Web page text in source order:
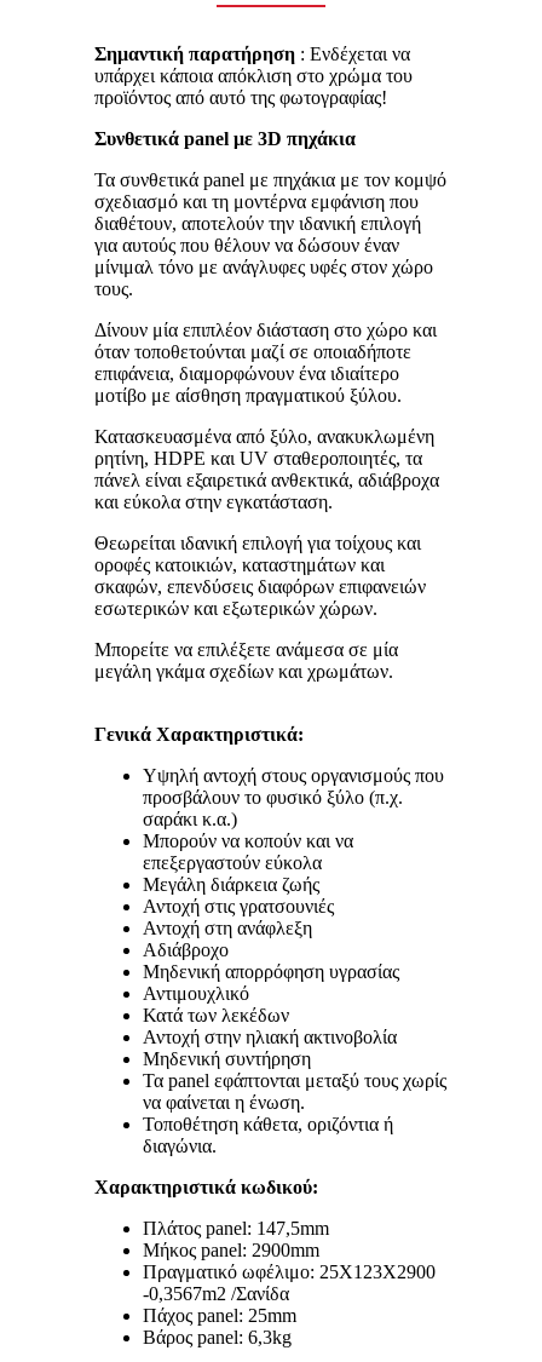
Σημαντική παρατήρηση: Ενδέχεται να
υπάρχει κάποια απόκλιση στο χρώμα του
προϊόντος από αυτό της φωτογραφίας!
Συνθετικά panel με 3D πηχάκια
Τα συνθετικά panel με πηχάκια με τον κομψό
σχεδιασμό και τη μοντέρνα εμφάνιση που
διαθέτουν, αποτελούν την ιδανική επιλογή
για αυτούς που θέλουν να δώσουν έναν
μίνιμαλ τόνο με ανάγλυφες υφές στον χώρο
τους.
Δίνουν μία επιπλέον διάσταση στο χώρο και
όταν τοποθετούνται μαζί σε οποιαδήποτε
επιφάνεια, διαμορφώνουν ένα ιδιαίτερο
μοτίβο με αίσθηση πραγματικού ξύλου.
Κατασκευασμένα από ξύλο, ανακυκλωμένη
ρητίνη, HDPE και UV σταθεροποιητές, τα
πάνελ είναι εξαιρετικά ανθεκτικά, αδιάβροχα
και εύκολα στην εγκατάσταση.
Θεωρείται ιδανική επιλογή για τοίχους και
οροφές κατοικιών, καταστημάτων και
σκαφών, επενδύσεις διαφόρων επιφανειών
εσωτερικών και εξωτερικών χώρων.
Μπορείτε να επιλέξετε ανάμεσα σε μία
μεγάλη γκάμα σχεδίων και χρωμάτων.
Γενικά Χαρακτηριστικά:
Υψηλή αντοχή στους οργανισμούς που
προσβάλουν το φυσικό ξύλο (π.χ.
σαράκι κ.α.)
Μπορούν να κοπούν και να
επεξεργαστούν εύκολα
Μεγάλη διάρκεια ζωής
Αντοχή στις γρατσουνιές
Αντοχή στη ανάφλεξη
Αδιάβροχο
Μηδενική απορρόφηση υγρασίας
Αντιμουχλικό
Κατά των λεκέδων
Αντοχή στην ηλιακή ακτινοβολία
Μηδενική συντήρηση
Τα panel εφάπτονται μεταξύ τους χωρίς
να φαίνεται η ένωση.
Τοποθέτηση κάθετα, οριζόντια ή
διαγώνια.
Χαρακτηριστικά κωδικού:
Πλάτος panel: 147,5mm
Μήκος panel: 2900mm
Πραγματικό ωφέλιμο: 25Χ123Χ2900
-0,3567m2 /Σανίδα
Πάχος panel: 25mm
Βάρος panel: 6,3kg